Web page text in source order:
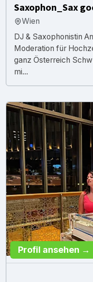
Saxophon_Sax
Wien
DJ & Saxophonistin
Moderation für
ganz Österreich
mi...
Profil ansehen →